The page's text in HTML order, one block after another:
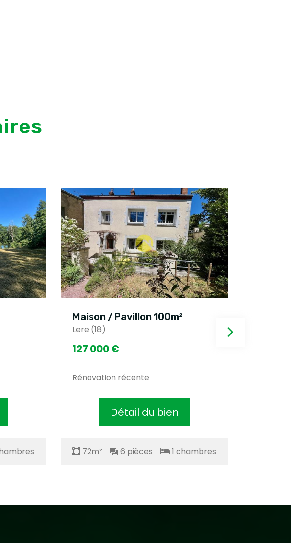
Maison / Pavillon 100m²
Lere (18)
127 000 €
Rénovation récente
Détail du bien
72m² 6 pièces 1 chambres